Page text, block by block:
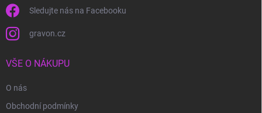
Sledujte nás na Facebooku
gravon.cz
VŠE O NÁKUPU
O nás
Obchodní podmínky